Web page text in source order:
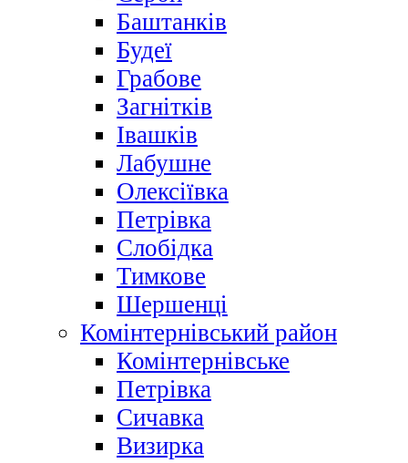
Баштанків
Будеї
Грабове
Загнітків
Івашків
Лабушне
Олексіївка
Петрівка
Слобідка
Тимкове
Шершенці
Комінтернівський район
Комінтернівське
Петрівка
Сичавка
Визирка